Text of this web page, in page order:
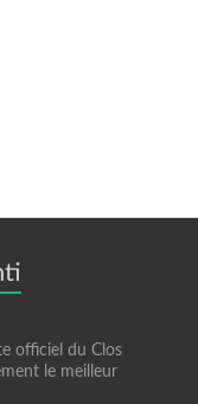
officiel du Clos
le meilleur